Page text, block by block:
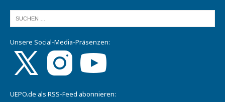
Unsere Social-Media-Präsenzen:
UEPO.de als RSS-Feed abonnieren: